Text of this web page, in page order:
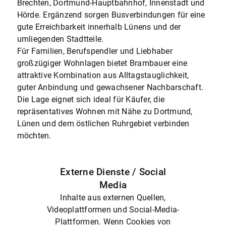
Brechten, Dortmund-Hauptbahnhof, Innenstadt und
Hörde. Ergänzend sorgen Busverbindungen für eine
gute Erreichbarkeit innerhalb Lünens und der
umliegenden Stadtteile.
Für Familien, Berufspendler und Liebhaber
großzügiger Wohnlagen bietet Brambauer eine
attraktive Kombination aus Alltagstauglichkeit,
guter Anbindung und gewachsener Nachbarschaft.
Die Lage eignet sich ideal für Käufer, die
repräsentatives Wohnen mit Nähe zu Dortmund,
Lünen und dem östlichen Ruhrgebiet verbinden
möchten.
Externe Dienste / Social
Media
Inhalte aus externen Quellen,
Videoplattformen und Social-Media-
Plattformen. Wenn Cookies von